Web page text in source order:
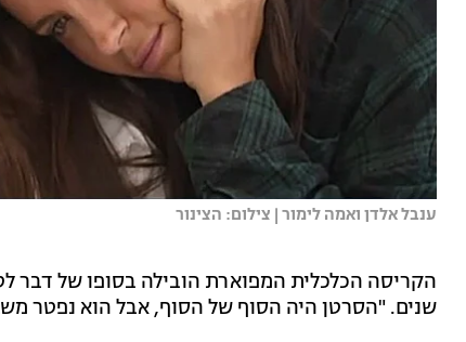
ענבל אלדן ואמה לימור | צילום: הצינור
הקריסה הכלכלית המפוארת הובילה בסופו של דבר
שנים. "הסרטן היה הסוף של הסוף, אבל הוא נפטר